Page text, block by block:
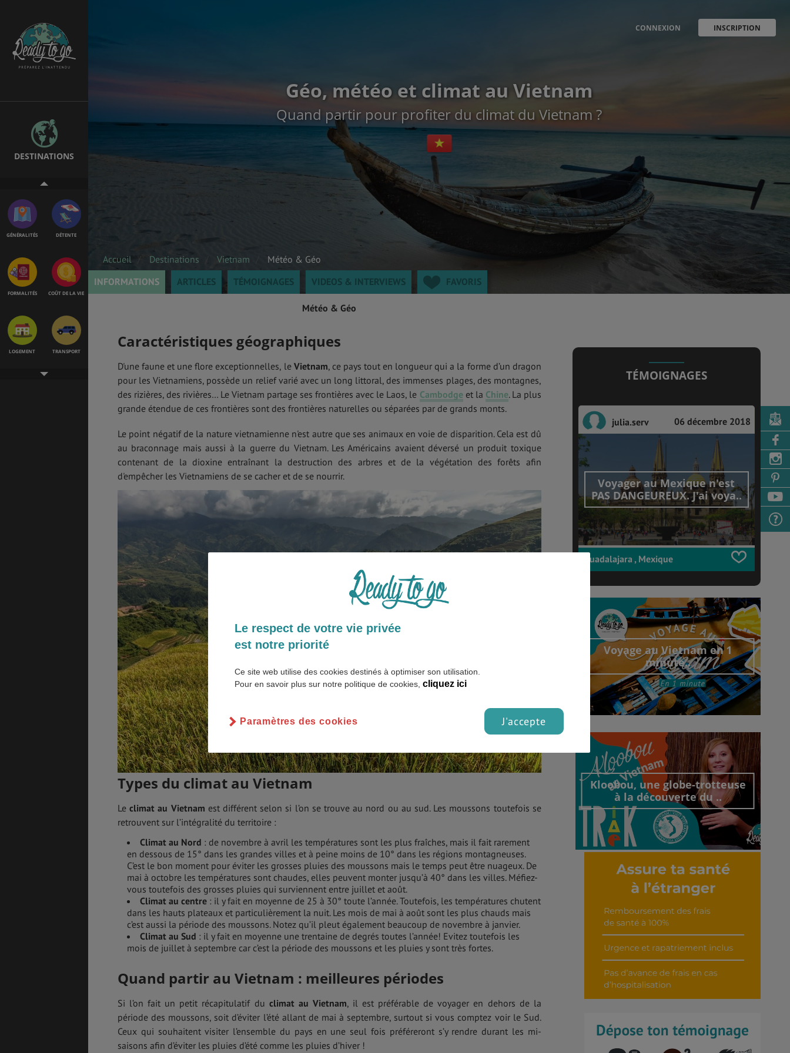
DESTINATIONS
EMPLOIS &
STAGES
BONS PLANS
GÉNÉRALITÉS DÉTENTE
FORMALITÉS COÛT DE LA VIE
LOGEMENT TRANSPORT
CONNEXION INSCRIPTION
Géo, météo et climat au Vietnam
Quand partir pour profiter du climat du Vietnam ?
Accueil Destinations Vietnam
Météo & Géo
INFORMATIONS
ARTICLES TÉMOIGNAGES VIDEOS & INTERVIEWS FAVORIS
Météo & Géo
Caractéristiques géographiques
D'une faune et une flore exceptionnelles, le Vietnam, ce pays tout en longueur qui a la forme d’un dragon
pour les Vietnamiens, possède un relief varié avec un long littoral, des immenses plages, des montagnes,
des rizières, des rivières… Le Vietnam partage ses frontières avec le Laos, le Cambodgeet la Chine. La plus
grande étendue de ces frontières sont des frontières naturelles ou séparées par de grands monts.
Le point négatif de la nature vietnamienne n'est autre que ses animaux en voie de disparition. Cela est dû
au braconnage mais aussi à la guerre du Vietnam. Les Américains avaient déversé un produit toxique
contenant de la dioxine entraînant la destruction des arbres et de la végétation des forêts afin
d'empêcher les Vietnamiens de se cacher et de se nourrir.
Types du climat au Vietnam
Leclimat au Vietnam est différent selon si l’on se trouve au nord ou au sud. Les moussons toutefois se
retrouvent sur l’intégralité du territoire :
Climat au Nord : de novembre à avril les températures sont les plus fraîches, mais il fait rarement
en dessous de 15° dans les grandes villes et à peine moins de 10° dans les régions montagneuses.
C’est le bon moment pour éviter les grosses pluies des moussons mais le temps peut être nuageux. De
mai à octobre les températures sont chaudes, elles peuvent monter jusqu’à 40° dans les villes. Méfiez-
vous toutefois des grosses pluies qui surviennent entre juillet et août.
Climat au centre : il y fait en moyenne de 25 à 30° toute l’année. Toutefois, les températures chutent
dans les hauts plateaux et particulièrement la nuit. Les mois de mai à août sont les plus chauds mais
c’est aussi la période des moussons. Notez qu’il pleut également beaucoup de novembre à janvier.
Climat au Sud : il y fait en moyenne une trentaine de degrés toutes l’année! Evitez toutefois les
mois de juillet à septembre car c’est la période des moussons et les pluies y sont très fortes.
Quand partir au Vietnam : meilleures périodes
Si l’on fait un petit récapitulatif du climat au Vietnam, il est préférable de voyager en dehors de la
période des moussons, soit d’éviter l’été allant de mai à septembre, surtout si vous comptez voir le Sud.
Ceux qui souhaitent visiter l’ensemble du pays en une seul fois préféreront s’y rendre durant les mi-
saisons afin d’éviter les pluies d’été comme les pluies d’hiver !
TÉMOIGNAGES
julia.serv 06 décembre 2018
Voyager au Mexique n'est
PAS DANGEUREUX. J'ai voya..
Guadalajara , Mexique
Voyage au Vietnam en 1
minute..
Découvrir cet interview
Kloobou, une globe-trotteuse
à la découverte du ..
Le respect de votre vie privée
est notre priorité
Ce site web utilise des cookies destinés à optimiser son utilisation.
Pour en savoir plus sur notre politique de cookies, cliquez ici
J'accepte
Paramètres des cookies